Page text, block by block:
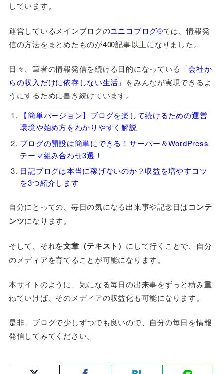
しています。
運営しているメインブログのユニコブログ®では、情報発
信の方法をまとめたものが400記事以上になりました。
日々、筆者の情報発信を続ける目的になっている 「会社か
らの収入だけに依存しない生活」 をみんなが実現できるよ
うにするために書き続けています。
【簡単バージョン】ブログを楽して続けるための運営
環境や始め方をわかりやすく解説
ブログの開設は簡単にできる！サーバー＆WordPress
テーマ組み合わせ3選！
日記ブログは本当に稼げないのか？収益を増やすコツ
を3つ紹介します
自分にとっての、毎日の気になる出来事や記念日はコンテ
ンツになります。
そして、それを文章（テキスト） にして行くことで、自分
のメディアを育てることが可能になります。
本サイトのように、気になる毎日の出来事をずっと積み重
ねていけば、そのメディアの収益化も可能になります。
是非、ブログで少しずつでも良いので、自分の毎日を情報
発信してみてください。